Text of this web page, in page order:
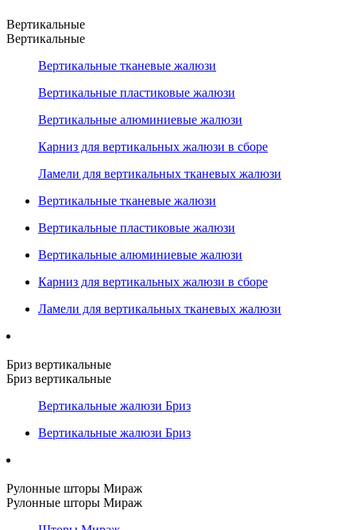
Вертикальные
Вертикальные
Вертикальные тканевые жалюзи
Вертикальные пластиковые жалюзи
Вертикальные алюминиевые жалюзи
Карниз для вертикальных жалюзи в сборе
Ламели для вертикальных тканевых жалюзи
Вертикальные тканевые жалюзи
Вертикальные пластиковые жалюзи
Вертикальные алюминиевые жалюзи
Карниз для вертикальных жалюзи в сборе
Ламели для вертикальных тканевых жалюзи
Бриз вертикальные
Бриз вертикальные
Вертикальные жалюзи Бриз
Вертикальные жалюзи Бриз
Рулонные шторы Мираж
Рулонные шторы Мираж